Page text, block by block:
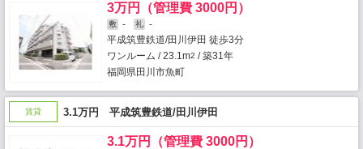
3万円（管理費 3000円）
敷 - 礼
-
平成筑豊鉄道/田川伊田 徒歩3分
ワンルーム / 23.1m2 / 築31年
福岡県田川市魚町
賃貸 3.1万円 平成筑豊鉄道/田川伊田
3.1万円（管理費 3000円）